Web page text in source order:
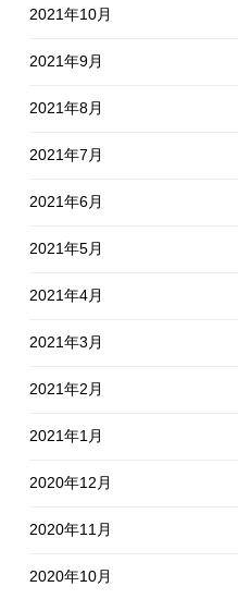
2021年10月
2021年9月
2021年8月
2021年7月
2021年6月
2021年5月
2021年4月
2021年3月
2021年2月
2021年1月
2020年12月
2020年11月
2020年10月